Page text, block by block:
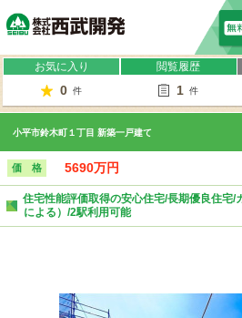
お気に入り
0 件
閲覧履歴
1 件
小平市鈴木町１丁目 新築一戸建て
価 格 5690万円
住宅性能評価取得の安心住宅/長期優良住宅/
による）/2駅利用可能